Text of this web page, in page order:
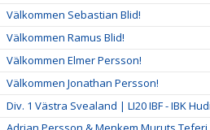
Välkommen Sebastian Blid!
Välkommen Ramus Blid!
Välkommen Elmer Persson!
Välkommen Jonathan Persson!
Div. 1 Västra Svealand | LI20 IBF - IBK